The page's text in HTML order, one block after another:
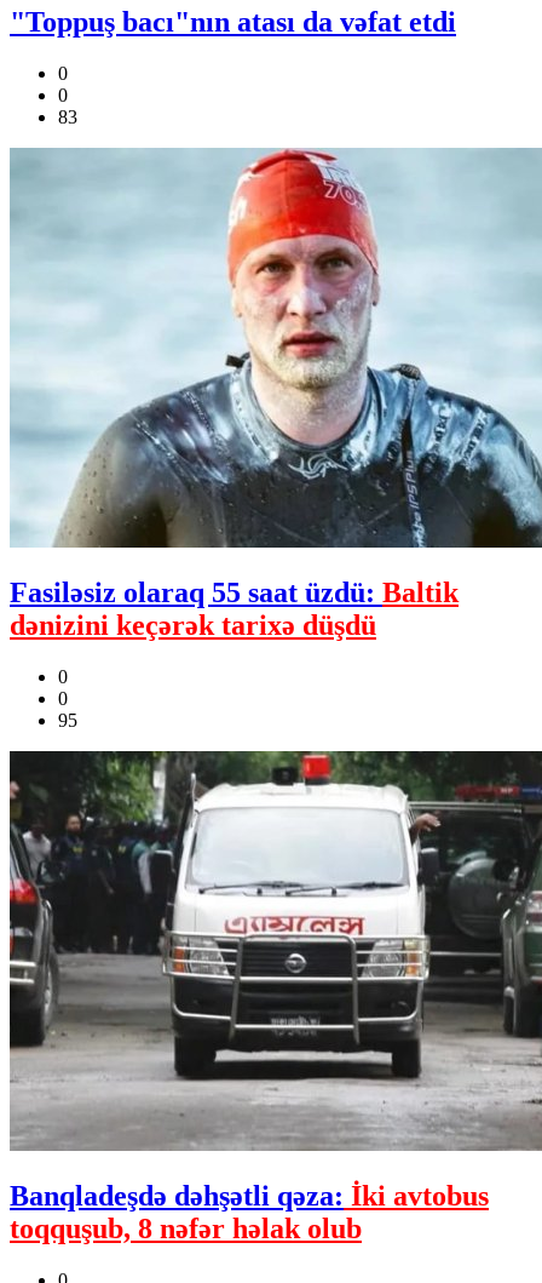
"Toppuş bacı"nın atası da vəfat etdi
0
0
83
Fasiləsiz olaraq 55 saat üzdü: Baltik
dənizini keçərək tarixə düşdü
0
0
95
Banqladeşdə dəhşətli qəza: İki avtobus
toqquşub, 8 nəfər həlak olub